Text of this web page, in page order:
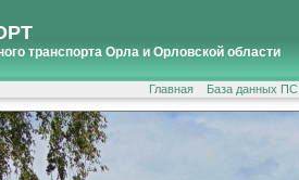
транспорта Орла и Орловской области
Главная База данных ПС